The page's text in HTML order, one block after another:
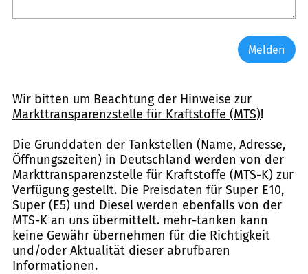
Melden
Wir bitten um Beachtung der Hinweise zur
Markttransparenzstelle für Kraftstoffe (MTS)!
Die Grunddaten der Tankstellen (Name, Adresse,
Öffnungszeiten) in Deutschland werden von der
Markttransparenzstelle für Kraftstoffe (MTS-K) zur
Verfügung gestellt. Die Preisdaten für Super E10,
Super (E5) und Diesel werden ebenfalls von der
MTS-K an uns übermittelt. mehr-tanken kann
keine Gewähr übernehmen für die Richtigkeit
und/oder Aktualität dieser abrufbaren
Informationen.